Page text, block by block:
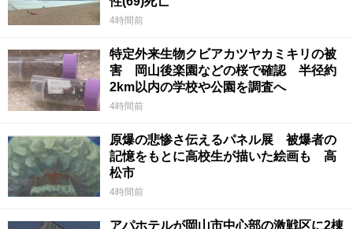
4時間前
特定外来生物クビアカツヤカミキリの被
害 岡山後楽園などの桜で確認 半径約
2km以内の学校や公園を調査へ
4時間前
原爆の悲惨さ伝えるパネル展 被爆者の
記憶をもとに高校生が描いた絵画も 高
松市
4時間前
アパホテルが岡山市中心部の激戦区に2棟